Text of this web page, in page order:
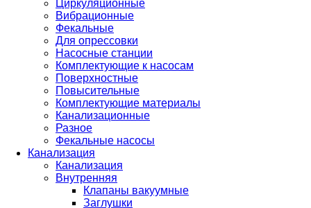
Циркуляционные
Вибрационные
Фекальные
Для опрессовки
Насосные станции
Комплектующие к насосам
Поверхностные
Повысительные
Комплектующие материалы
Канализационные
Разное
Фекальные насосы
Канализация
Канализация
Внутренняя
Клапаны вакуумные
Заглушки